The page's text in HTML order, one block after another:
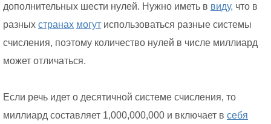
дополнительных шести нулей. Нужно иметь в виду, что в
разных странах могут использоваться разные системы
счисления, поэтому количество нулей в числе миллиард
может отличаться.
Если речь идет о десятичной системе счисления, то
миллиард составляет 1,000,000,000 и включает в себя